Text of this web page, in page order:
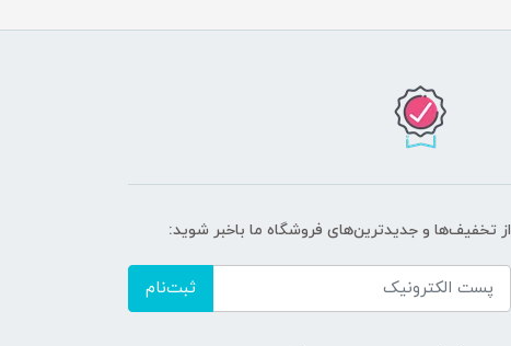
از تخفیف‌ها و جدیدترین‌های فروشگاه ما باخبر شوید:
ثبت‌نام